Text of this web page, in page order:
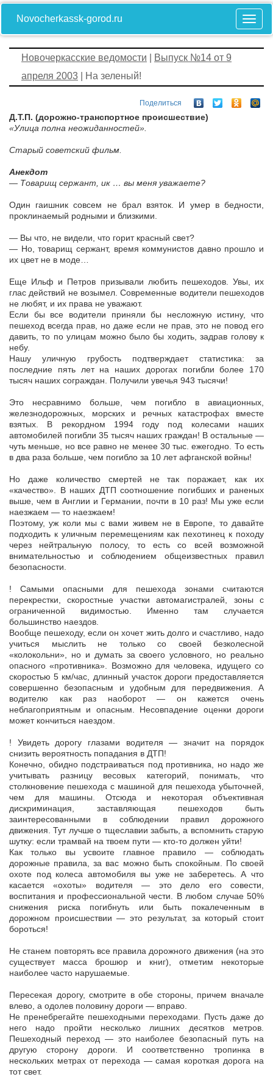
Novocherkassk-gorod.ru
Новочеркасские ведомости
Выпуск №14 от 9
апреля 2003 | На зеленый!
Поделиться
Д.Т.П. (дорожно-транспортное происшествие)
«Улица полна неожиданностей».
Старый советский фильм.
Анекдот
— Товарищ сержант, ик … вы меня уважаете?
Один гаишник совсем не брал взяток. И умер в бедности,
проклинаемый родными и близкими.
— Вы что, не видели, что горит красный свет?
— Но, товарищ сержант, время коммунистов давно прошло и
их цвет не в моде…
Еще Ильф и Петров призывали любить пешеходов. Увы, их
глас действий не возымел. Современные водители пешеходов
не любят, и их права не уважают.
Если бы все водители приняли бы несложную истину, что
пешеход всегда прав, но даже если не прав, это не повод его
давить, то по улицам можно было бы ходить, задрав голову к
небу.
Нашу уличную грубость подтверждает статистика: за
последние пять лет на наших дорогах погибли более 170
тысяч наших сограждан. Получили увечья 943 тысячи!
Это несравнимо больше, чем погибло в авиационных,
железнодорожных, морских и речных катастрофах вместе
взятых. В рекордном 1994 году под колесами наших
автомобилей погибли 35 тысяч наших граждан! В остальные —
чуть меньше, но все равно не менее 30 тыс. ежегодно. То есть
в два раза больше, чем погибло за 10 лет афганской войны!
Но даже количество смертей не так поражает, как их
«качество». В наших ДТП соотношение погибших и раненых
выше, чем в Англии и Германии, почти в 10 раз! Мы уже если
наезжаем — то наезжаем!
Поэтому, уж коли мы с вами живем не в Европе, то давайте
подходить к уличным перемещениям как пехотинец к походу
через нейтральную полосу, то есть со всей возможной
внимательностью и соблюдением общеизвестных правил
безопасности.
! Самыми опасными для пешехода зонами считаются
перекрестки, скоростные участки автомагистралей, зоны с
ограниченной видимостью. Именно там случается
большинство наездов.
Вообще пешеходу, если он хочет жить долго и счастливо, надо
учиться мыслить не только со своей безколесной
«колокольни», но и думать за своего условного, но реально
опасного «противника». Возможно для человека, идущего со
скоростью 5 км/час, длинный участок дороги предоставляется
совершенно безопасным и удобным для передвижения. А
водителю как раз наоборот — он кажется очень
неблагоприятным и опасным. Несовпадение оценки дороги
может кончиться наездом.
! Увидеть дорогу глазами водителя — значит на порядок
снизить вероятность попадания в ДТП!
Конечно, обидно подстраиваться под противника, но надо же
учитывать разницу весовых категорий, понимать, что
столкновение пешехода с машиной для пешехода убыточней,
чем для машины. Отсюда и некоторая объективная
дискриминация, заставляющая пешеходов быть
заинтересованными в соблюдении правил дорожного
движения. Тут лучше о тщеславии забыть, а вспомнить старую
шутку: если трамвай на твоем пути — кто-то должен уйти!
Как только вы усвоите главное правило — соблюдать
дорожные правила, за вас можно быть спокойным. По своей
охоте под колеса автомобиля вы уже не заберетесь. А что
касается «охоты» водителя — это дело его совести,
воспитания и профессиональной чести. В любом случае 50%
снижения риска погибнуть или быть покалеченным в
дорожном происшествии — это результат, за который стоит
бороться!
Не станем повторять все правила дорожного движения (на это
существует масса брошюр и книг), отметим некоторые
наиболее часто нарушаемые.
Пересекая дорогу, смотрите в обе стороны, причем вначале
влево, а одолев половину дороги — вправо.
Не пренебрегайте пешеходными переходами. Пусть даже до
него надо пройти несколько лишних десятков метров.
Пешеходный переход — это наиболее безопасный путь на
другую сторону дороги. И соответственно тропинка в
нескольких метрах от перехода — самая короткая дорога на
тот свет.